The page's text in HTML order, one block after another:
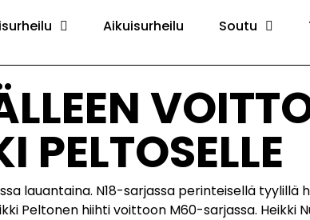
Aikuisurheilu Soutu
PELTOSELLE
lauantaina. N18-sarjassa perinteisellä
Peltonen hiihti voittoon M60-sarjassa. Heikki